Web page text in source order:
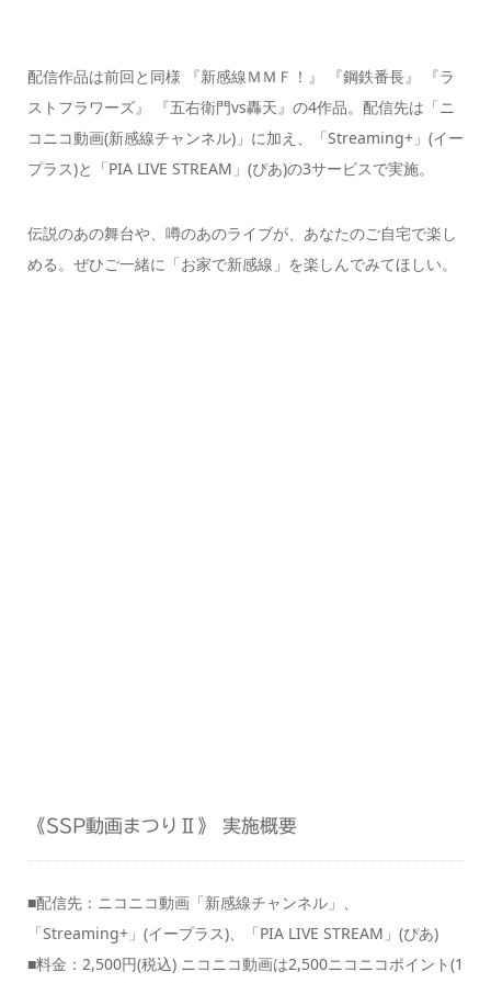
配信作品は前回と同様 『新感線ＭＭＦ！』 『鋼鉄番長』 『ラ
ストフラワーズ』 『五右衛門vs轟天』の4作品。配信先は「ニ
コニコ動画(新感線チャンネル)」に加え、「Streaming+」(イー
プラス)と「PIA LIVE STREAM」(ぴあ)の3サービスで実施。
伝説のあの舞台や、噂のあのライブが、あなたのご自宅で楽し
める。ぜひご一緒に「お家で新感線」を楽しんでみてほしい。
《SSP動画まつりⅡ》 実施概要
■配信先：ニコニコ動画「新感線チャンネル」、
「Streaming+」(イープラス)、「PIA LIVE STREAM」(ぴあ)
■料金：2,500円(税込) ニコニコ動画は2,500ニコニコポイント(1